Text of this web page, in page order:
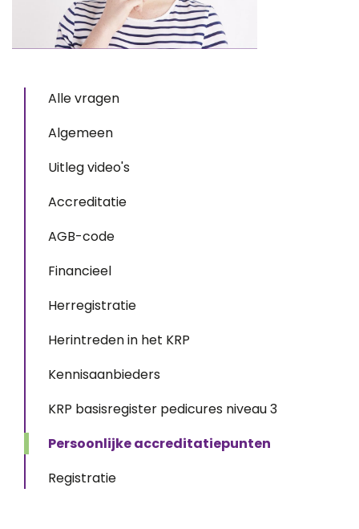
Alle vragen
Algemeen
Uitleg video's
Accreditatie
AGB-code
Financieel
Herregistratie
Herintreden in het KRP
Kennisaanbieders
KRP basisregister pedicures niveau 3
Persoonlijke accreditatiepunten
Registratie